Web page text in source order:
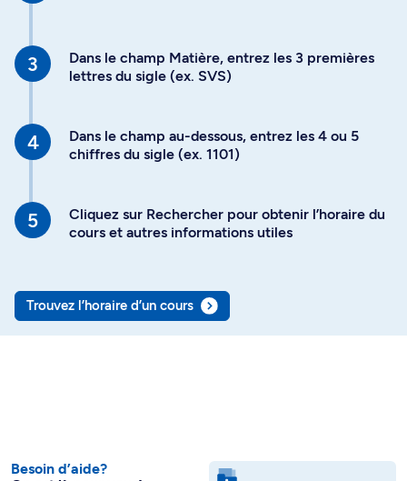
Dans le champ Matière, entrez les 3 premières
lettres du sigle (ex. SVS)
Dans le champ au-dessous, entrez les 4 ou 5
chiffres du sigle (ex. 1101)
Cliquez sur Rechercher pour obtenir l’horaire du
cours et autres informations utiles
Trouvez l’horaire d’un cours
Besoin d’aide?